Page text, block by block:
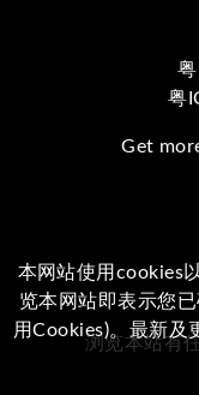
粤
Get
浏览本站有
本网站使用cookies
览本网站即表示您
用Cookies)。最新及